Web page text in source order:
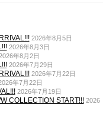
2026年8月5日
2026年8月3日
年8月2日
2026年7月29日
2026年7月22日
年7月22日
2026年7月19日
COLLECTION START!!! 2026